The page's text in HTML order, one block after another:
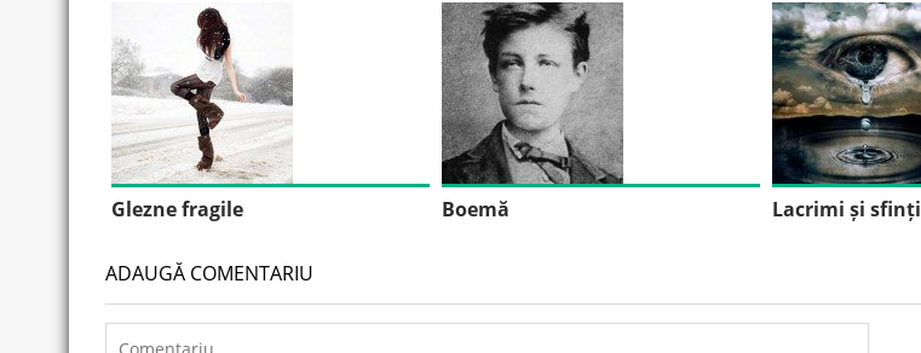
Glezne fragile Boemă Lacrimi și sfinți
ADAUGĂ COMENTARIU